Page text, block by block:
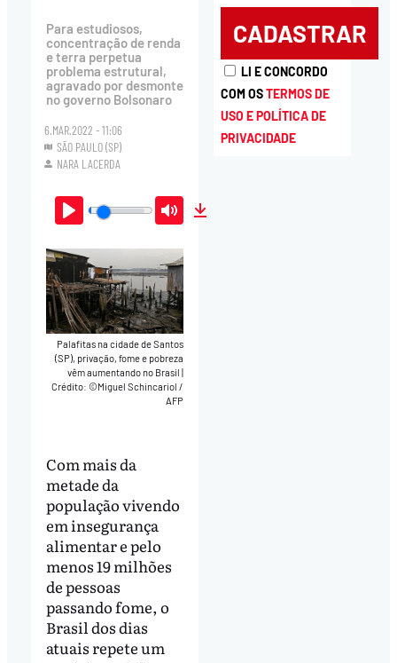
Para estudiosos,
concentração de renda
e terra perpetua
problema estrutural,
agravado por desmonte
no governo Bolsonaro
6.MAR.2022 - 11:06
SÃO PAULO (SP)
NARA LACERDA
Play Mute
Palafitas na cidade de Santos
(SP), privação, fome e pobreza
vêm aumentando no Brasil
Crédito: ©Miguel Schincariol /
AFP
Com mais da
metade da
população vivendo
em insegurança
alimentar e pelo
menos 19 milhões
de pessoas
passando fome, o
Brasil dos dias
atuais repete um
LI E CONCORDO
COM OSTERMOS DE
USO E POLÍTICA DE
PRIVACIDADE